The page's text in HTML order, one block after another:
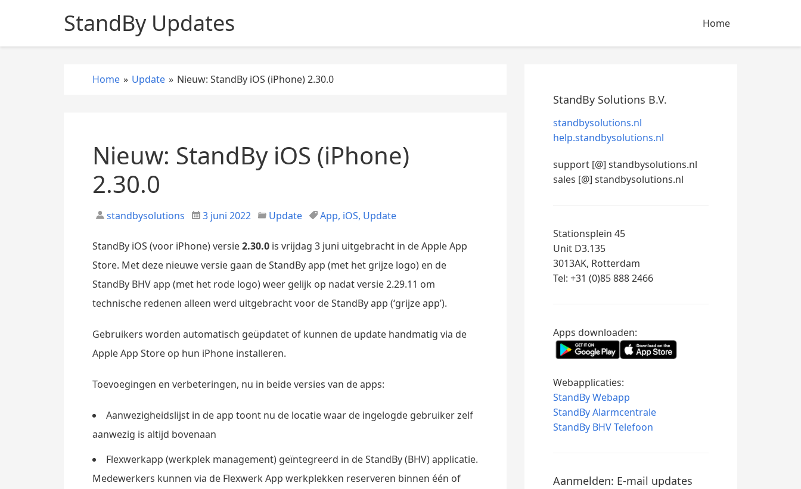
StandBy Updates Home
Home » Update » Nieuw: StandBy iOS (iPhone) 2.30.0
Nieuw: StandBy iOS (iPhone)
2.30.0
standbysolutions 3 juni 2022 Update App, iOS, Update
StandBy iOS (voor iPhone) versie2.30.0 is vrijdag 3 juni uitgebracht in de Apple App
Store. Met deze nieuwe versie gaan de StandBy app (met het grijze logo) en de
StandBy BHV app (met het rode logo) weer gelijk op nadat versie 2.29.11 om
technische redenen alleen werd uitgebracht voor de StandBy app (‘grijze app’).
Gebruikers worden automatisch geüpdatet of kunnen de update handmatig via de
Apple App Store op hun iPhone installeren.
Toevoegingen en verbeteringen, nu in beide versies van de apps:
Aanwezigheidslijst in de app toont nu de locatie waar de ingelogde gebruiker zelf
aanwezig is altijd bovenaan
Flexwerkapp (werkplek management) geïntegreerd in de StandBy (BHV) applicatie.
Medewerkers kunnen via de Flexwerk App werkplekken reserveren binnen één of
StandBy Solutions B.V.
standbysolutions.nl
help.standbysolutions.nl
support [@] standbysolutions.nl
sales [@] standbysolutions.nl
Stationsplein 45
Unit D3.135
3013AK, Rotterdam
Tel: +31 (0)85 888 2466
Apps downloaden:
Webapplicaties:
StandBy Webapp
StandBy Alarmcentrale
StandBy BHV Telefoon
Aanmelden: E-mail updates